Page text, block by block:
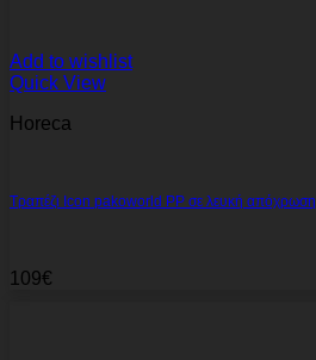
Add to wishlist
Quick View
Horeca
Τραπέζι Icon pakoworld PP σε λευκή
109€